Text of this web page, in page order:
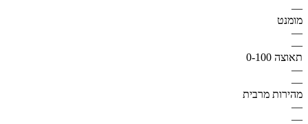
—
מומנט
—
—
תאוצה 0-100
—
—
מהירות מרבית
—
—